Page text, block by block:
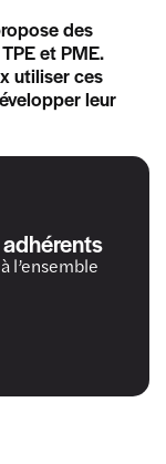
des
et PME.
utiliser ces
leur
l’ensemble